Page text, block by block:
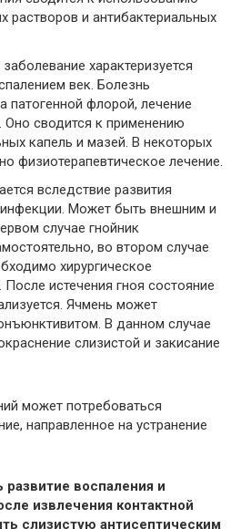
растворов и антибактериальных
характеризуется
век. Болезнь
патогенной флорой, лечение
Оно сводится к применению
капель и мазей. В некоторых
физиотерапевтическое лечение.
вследствие развития
инфекции. Может быть внешним и
случае гнойник
во втором случае
хирургическое
истечения гноя состояние
Ячмень может
В данном случае
слизистой и закисание
может потребоваться
направленное на устранение
воспаления и
извлечения контактной
слизистую антисептическим